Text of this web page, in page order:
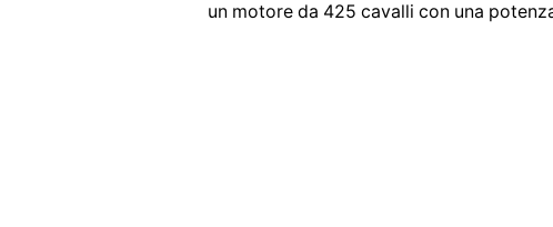
un motore da 425 cavalli con una